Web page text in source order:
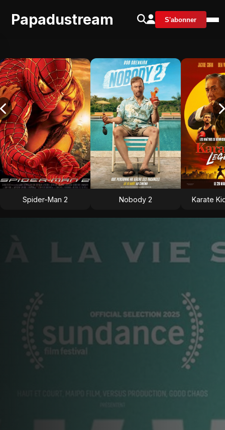
Papadustream S'abonner
Spider-Man 2 Nobody 2 Karate